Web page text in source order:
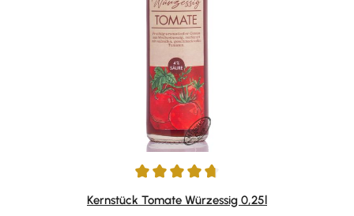
Durchschnittliche Bewertung von 4.67 von 5 Sternen
Kernstück Tomate Würzessig 0,25l